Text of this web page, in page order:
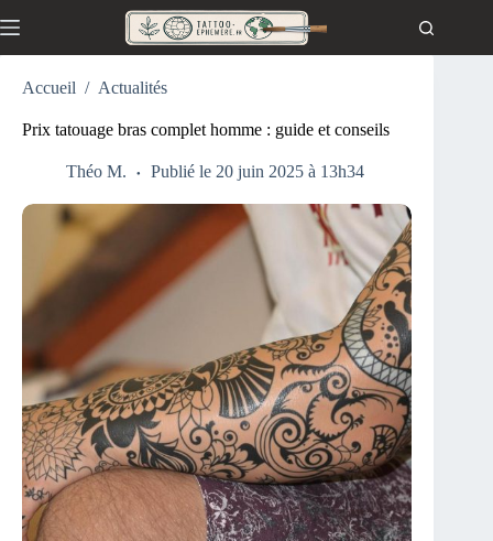
au
Accueil / Actualités
Prix tatouage bras complet homme : guide et conseils
Théo M. Publié le 20 juin 2025 à 13h34